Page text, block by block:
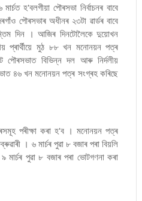
হ'বলগীয়া পৌৰসভা নিৰ্বাচনৰ বাবে
পৌৰসভাৰ অধীনৰ ২৩টা ৱাৰ্ডৰ বাবে
দিন । আজিৰ দিনটোলৈকে দুয়োখন
প্ৰাৰ্থীয়ে মুঠ ৮৮ খন মনোনয়ন পত্ৰ
পৌৰসভাত বিভিন্ন দল আৰু নিৰ্দলীয়
৪৬ খন মনোনয়ন পত্ৰ সংগ্ৰহ কৰিছে
পৰীক্ষা কৰা হ'ব । মনোনয়ন পত্ৰ
। ৬ মাৰ্চৰ পুৱা ৮ বজাৰ পৰা বিয়লি
পুৱা ৮ বজাৰ পৰা ভোটগণনা কৰা